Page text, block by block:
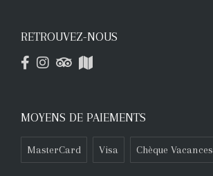
RETROUVEZ-NOUS
MOYENS DE PAIEMENTS
MasterCard Visa Chèque Vacances